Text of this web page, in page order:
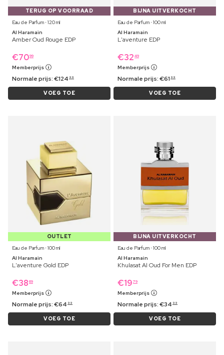
TERUG OP VOORRAAD
Eau de Parfum ⋅ 120 ml
Al Haramain
Amber Oud Rouge EDP
€7099
Memberprijs
Normale prijs:€124 99
VOEG TOE
BIJNA UITVERKOCHT
Eau de Parfum ⋅ 100 ml
Al Haramain
L'aventure EDP
€32 49
Memberprijs
Normale prijs:€61 99
VOEG TOE
OUTLET
Eau de Parfum ⋅ 100 ml
Al Haramain
L'aventure Gold EDP
€38 69
Memberprijs
Normale prijs:€64 99
VOEG TOE
BIJNA UITVERKOCHT
Eau de Parfum ⋅ 100 ml
Al Haramain
Khulasat Al Oud For Men EDP
€19 79
Memberprijs
Normale prijs:€34 99
VOEG TOE